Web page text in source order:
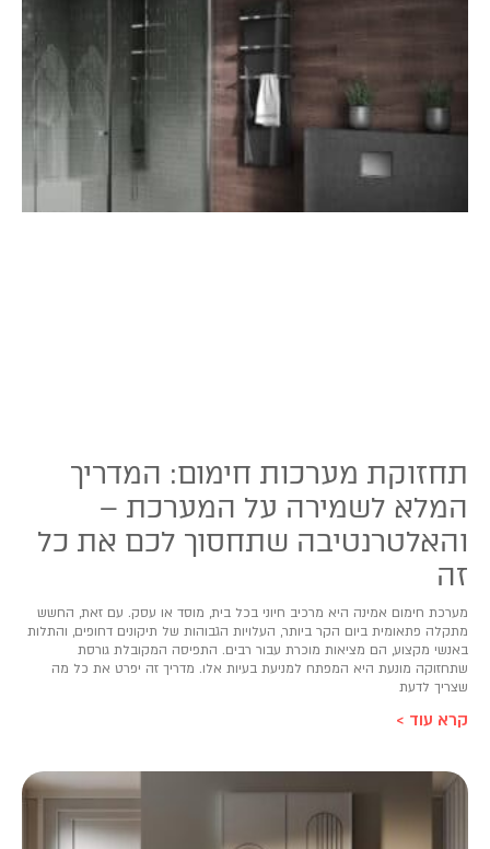
תחזוקת מערכות חימום: המדריך
המלא לשמירה על המערכת –
והאלטרנטיבה שתחסוך לכם את כל
זה
מערכת חימום אמינה היא מרכיב חיוני בכל בית, מוסד או עסק. עם זאת, החשש
מתקלה פתאומית ביום הקר ביותר, העלויות הגבוהות של תיקונים דחופים, והתלות
באנשי מקצוע, הם מציאות מוכרת עבור רבים. התפיסה המקובלת גורסת
שתחזוקה מונעת היא המפתח למניעת בעיות אלו. מדריך זה יפרט את כל מה
שצריך לדעת
קרא עוד >